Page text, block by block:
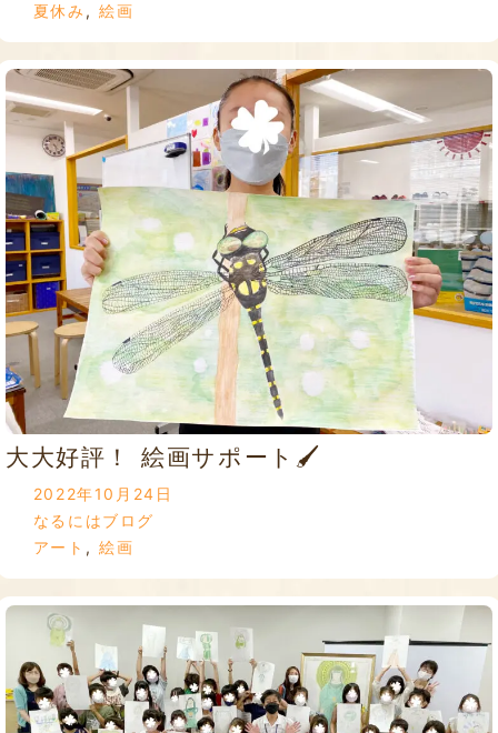
夏休み ,絵画
大大好評！ 絵画サポート🖌
2022年10月24日
なるにはブログ
アート ,絵画